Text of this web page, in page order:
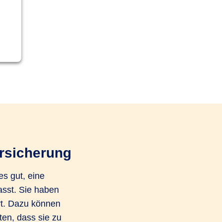
gut, eine
Sie haben
Dazu können
dass sie zu